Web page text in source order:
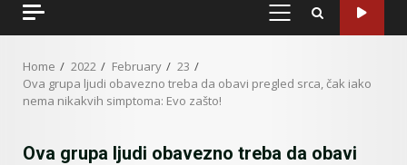
PRIMARY
Home 2022 February
23
Ova grupa ljudi obavezno treba da obavi pregled srca, čak iako
nema nikakvih simptoma: Evo zašto!
Ova grupa ljudi obavezno treba da obavi